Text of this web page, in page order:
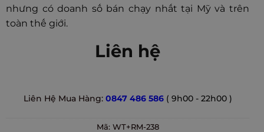
nhưng có doanh số bán chạy nhất tại Mỹ và trên
toàn thế giới.
Liên hệ
Liên Hệ Mua Hàng: 0847 486 586 ( 9h00 - 22h00 )
Mã: WT+RM-238